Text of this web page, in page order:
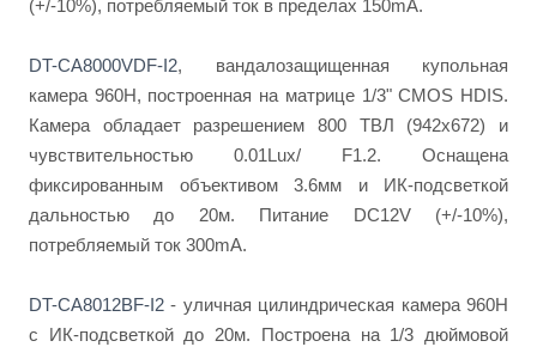
(+/-10%), потребляемый ток в пределах 150mA.
DT-CA8000VDF-I2, вандалозащищенная купольная
камера 960H, построенная на матрице 1/3" CMOS HDIS.
Камера обладает разрешением 800 ТВЛ (942х672) и
чувствительностью 0.01Lux/ F1.2. Оснащена
фиксированным объективом 3.6мм и ИК-подсветкой
дальностью до 20м. Питание DC12V (+/-10%),
потребляемый ток 300mA.
DT-CA8012BF-I2 - уличная цилиндрическая камера 960Н
с ИК-подсветкой до 20м. Построена на 1/3 дюймовой